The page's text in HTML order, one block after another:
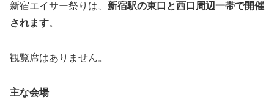
新宿エイサー祭りは、 新宿駅の東口と西口周辺一帯で開催
されます。
観覧席はありません。
主な会場